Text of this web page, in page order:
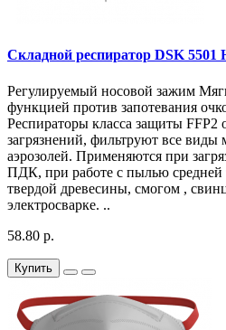
Складной респиратор DSK 5501
Регулируемый носовой зажим
функцией против запотевания
Респираторы класса защиты
загрязнений, фильтруют все
аэрозолей. Применяются при
ПДК, при работе с пылью
твердой древесины, смогом ,
электросварке. ..
58.80 р.
Купить